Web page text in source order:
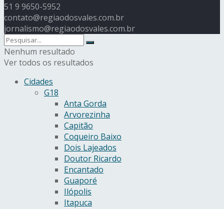
51 9 9650-5952
contato@regiaodosvales.com.br
jornalismo@regiaodosvales.com.br
Nenhum resultado
Ver todos os resultados
Cidades
G18
Anta Gorda
Arvorezinha
Capitão
Coqueiro Baixo
Dois Lajeados
Doutor Ricardo
Encantado
Guaporé
Ilópolis
Itapuca